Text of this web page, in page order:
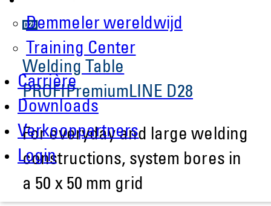
Demmeler wereldwijd
Training Center
Carrière
Downloads
Verkooppartners
Login
Welding Table
PROFIPremiumLINE D28
For everyday and large welding
constructions, system bores in
a 50 x 50 mm grid